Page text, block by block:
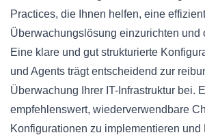
Practices, die Ihnen helfen, eine
Überwachungslösung einzurichten und
Eine klare und gut strukturierte
und Agents trägt entscheidend zur
Überwachung Ihrer IT-Infrastruktur bei.
empfehlenswert, wiederverwendbare
Konfigurationen zu implementieren und